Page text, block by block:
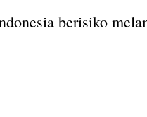
berisiko